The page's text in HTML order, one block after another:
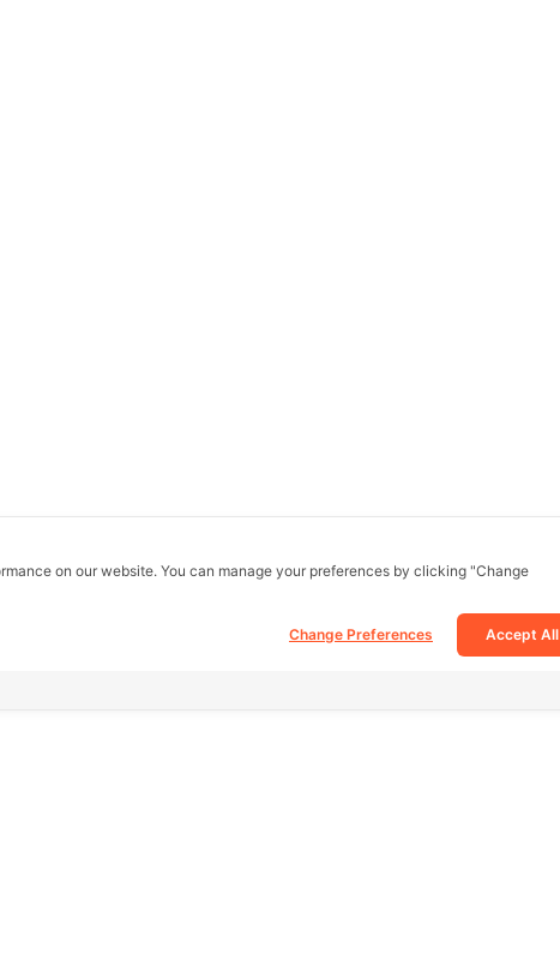
on our website. You can manage your preferences by clicking "Change
Accept All
Change Preferences